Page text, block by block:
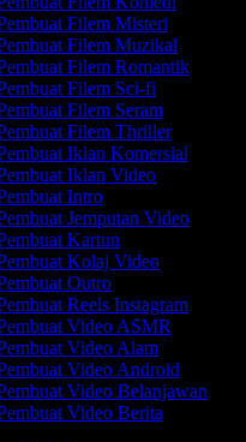
Filem Misteri
Filem Muzikal
Filem Romantik
Filem Sci-fi
Filem Seram
Filem Thriller
Iklan Komersial
Iklan Video
Intro
Jemputan Video
Kartun
Kolaj Video
Outro
Reels Instagram
Video ASMR
Video Alam
Video Android
Video Belanjawan
Video Berita